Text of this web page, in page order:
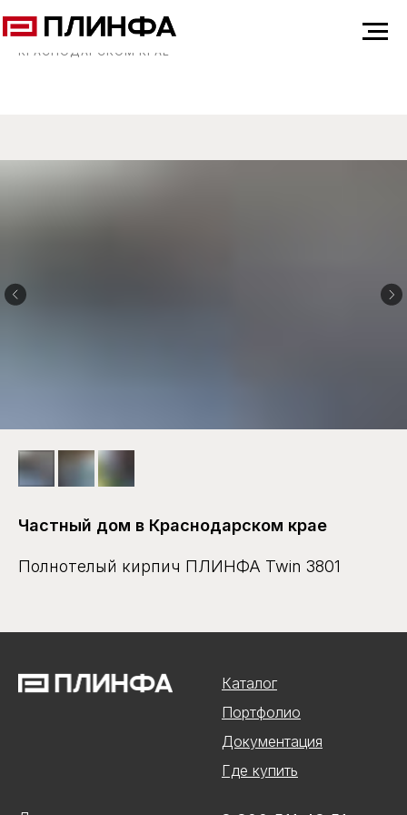
ГЛАВНАЯ ПОРТФОЛИО
КРАСНОДАРСКОМ КРАЕ
Частный дом в Краснодарском крае
Полнотелый кирпич ПЛИНФА Twin 3801
Каталог
Портфолио
Документация
Где купить